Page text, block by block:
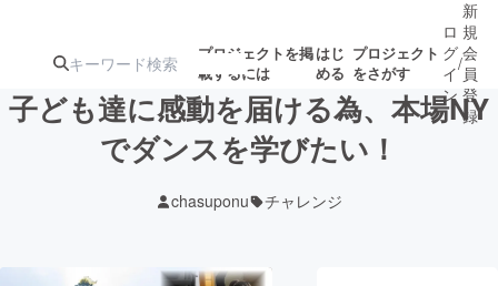
プロジェクトを掲
載するには
はじ
める
プロジェクト
をさがす
ジェクト
ロジェクト
ロ
グ
イ
ン
/
新
規
会
員
登
録
子ども達に感動を届ける為、本場NY
でダンスを学びたい！
chasuponu チャレンジ